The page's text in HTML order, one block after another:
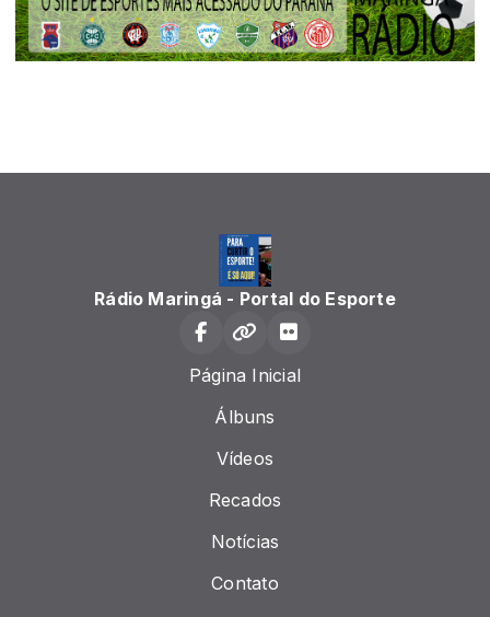
Rádio Maringá - Portal do Esporte
Página Inicial
Álbuns
Vídeos
Recados
Notícias
Contato